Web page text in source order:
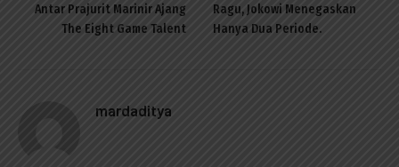
Antar Prajurit Marinir Ajang
The Eight Game Talent
Ragu, Jokowi Menegaskan
Hanya Dua Periode.
mardaditya